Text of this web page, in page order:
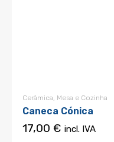
Cerâmica, Mesa e Cozinha
Caneca Cónica
17,00 € incl. IVA